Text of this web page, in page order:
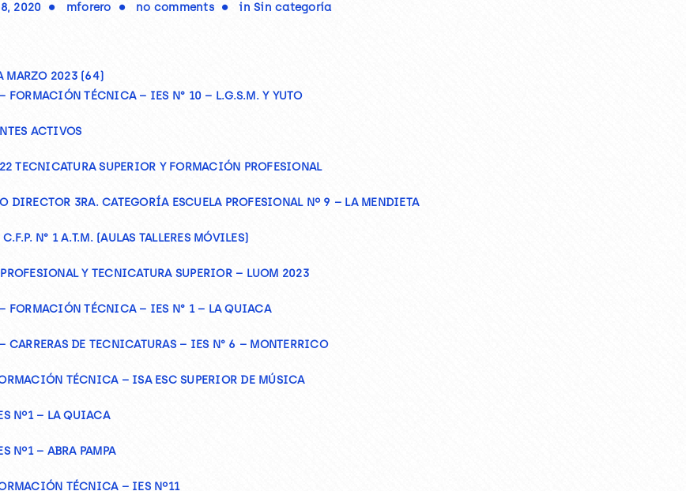
2020 mforero no comments inSin categoría
MARZO 2023 (64)
FORMACIÓN TÉCNICA – IES N° 10 – L.G.S.M. Y YUTO
ACTIVOS
TECNICATURA SUPERIOR Y FORMACIÓN PROFESIONAL
DIRECTOR 3RA. CATEGORÍA ESCUELA PROFESIONAL Nº 9 – LA MENDIETA
N° 1 A.T.M. (AULAS TALLERES MÓVILES)
Y TECNICATURA SUPERIOR – LUOM 2023
FORMACIÓN TÉCNICA – IES N° 1 – LA QUIACA
DE TECNICATURAS – IES N° 6 – MONTERRICO
TÉCNICA – ISA ESC SUPERIOR DE MÚSICA
Nº1 – LA QUIACA
Nº1 – ABRA PAMPA
TÉCNICA – IES Nº11